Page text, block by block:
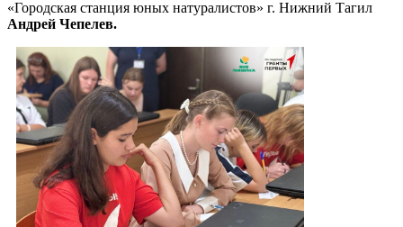
«Городская станция юных натуралистов» г. Нижний Тагил
Андрей Чепелев.